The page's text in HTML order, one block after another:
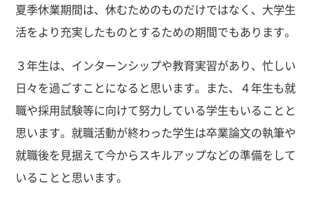
夏季休業期間は、休むためのものだけではなく、大学生
活をより充実したものとするための期間でもあります。
３年生は、インターンシップや教育実習があり、忙しい
日々を過ごすことになると思います。また、４年生も就
職や採用試験等に向けて努力している学生もいることと
思います。就職活動が終わった学生は卒業論文の執筆や
就職後を見据えて今からスキルアップなどの準備をして
いることと思います。